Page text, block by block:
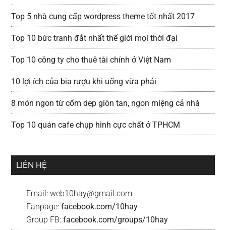
Top 5 nhà cung cấp wordpress theme tốt nhất 2017
Top 10 bức tranh đắt nhất thế giới mọi thời đại
Top 10 công ty cho thuê tài chính ở Việt Nam
10 lợi ích của bia rượu khi uống vừa phải
8 món ngon từ cốm dẹp giòn tan, ngon miệng cả nhà
Top 10 quán cafe chụp hình cực chất ở TPHCM
LIÊN HỆ
Email:web10hay@gmail.com
Fanpage:facebook.com/10hay
Group FB:facebook.com/groups/10hay